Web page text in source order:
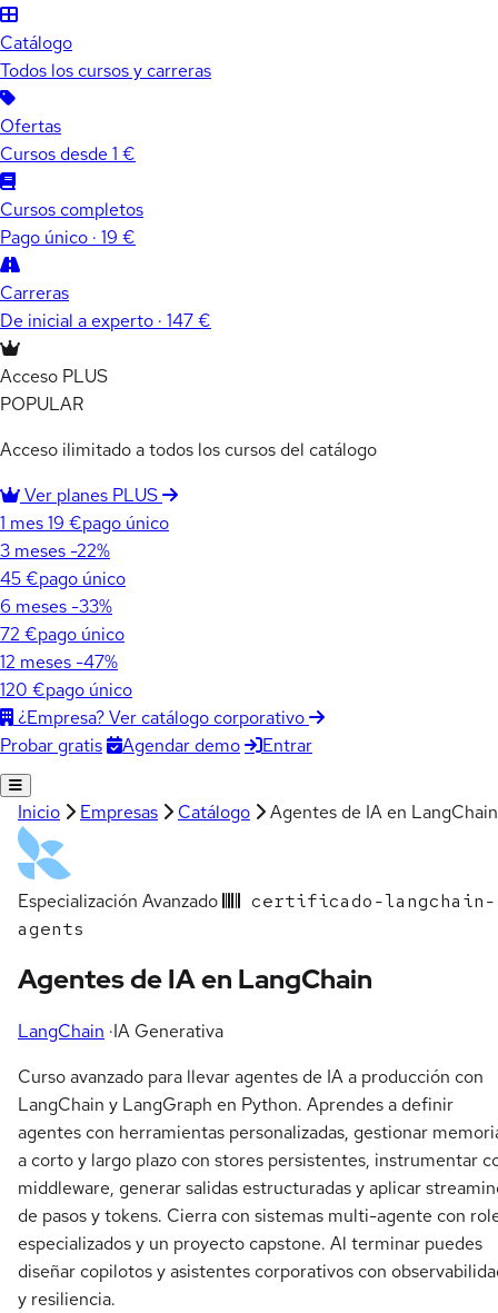
Catálogo
Todos los cursos y carreras
Ofertas
Cursos desde 1 €
Cursos completos
Pago único · 19 €
Carreras
De inicial a experto · 147 €
Acceso PLUS
POPULAR
Acceso ilimitado a todos los cursos del catálogo
Ver planes PLUS
1 mes19 €pago único
3 meses -22%
45 €pago único
6 meses -33%
72 €pago único
12 meses -47%
120 €pago único
¿Empresa? Ver catálogo corporativo
Probar gratis
Agendar demo Entrar
Inicio Empresas Catálogo Agentes de IA en LangChain
Especialización Avanzado
certificado-langchain-
agents
Agentes de IA en LangChain
LangChain ·IA Generativa
Curso avanzado para llevar agentes de IA a producción con
LangChain y LangGraph en Python. Aprendes a definir
agentes con herramientas personalizadas, gestionar
a corto y largo plazo con stores persistentes, instrumentar
middleware, generar salidas estructuradas y aplicar
de pasos y tokens. Cierra con sistemas multi-agente con
especializados y un proyecto capstone. Al terminar puedes
diseñar copilotos y asistentes corporativos con
y resiliencia.